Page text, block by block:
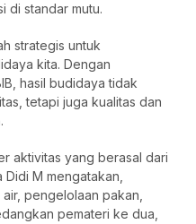
di standar mutu.
strategis untuk
kita. Dengan
hasil budidaya tidak
tetapi juga kualitas dan
aktivitas yang berasal dari
M mengatakan,
pengelolaan pakan,
pemateri ke dua,